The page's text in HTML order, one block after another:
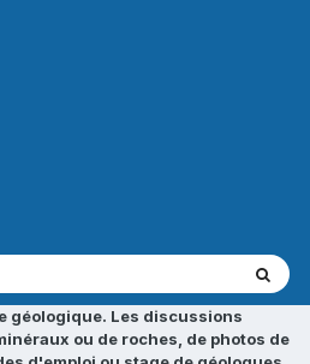
géologique. Les discussions
ou de roches, de photos de